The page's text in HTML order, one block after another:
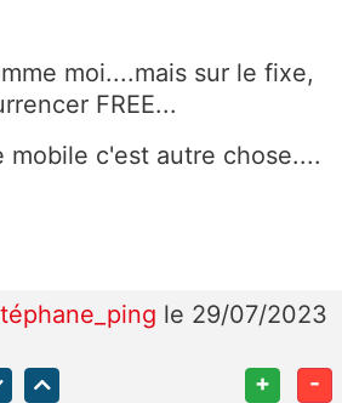
moi....mais sur le fixe,
FREE...
mobile c'est autre chose....
le 29/07/2023
+ -